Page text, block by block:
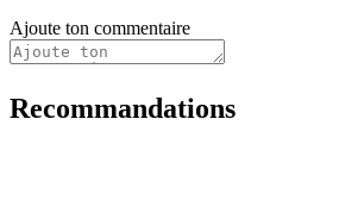
Ajoute ton commentaire
Recommandations